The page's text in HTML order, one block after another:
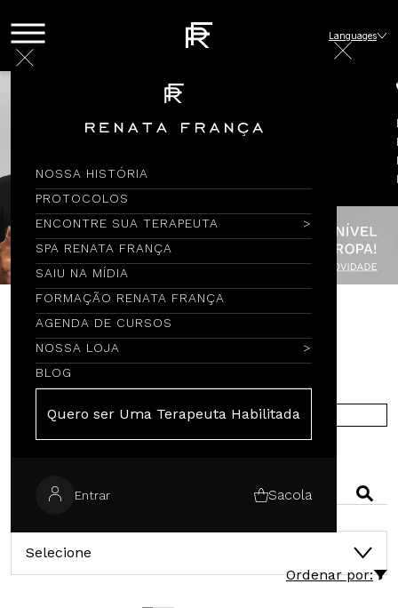
NOSSA HISTÓRIA
PROTOCOLOS
ENCONTRE SUA TERAPEUTA
SPA RENATA FRANÇA
SAIU NA MÍDIA
FORMAÇÃO RENATA FRANÇA
AGENDA DE CURSOS
NOSSA LOJA
BLOG
Quero ser Uma Terapeuta Habilitada
Entrar Sacola
Languages
Encontre por Nome
COMPRE NA EUROPA
Selecione
Ordenar por: